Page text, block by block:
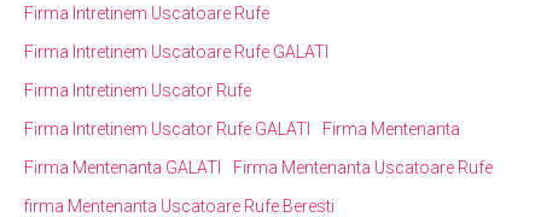
Firma Intretinem Uscatoare Rufe
Firma Intretinem Uscatoare Rufe GALATI
Firma Intretinem Uscator Rufe
Firma Intretinem Uscator Rufe GALATI
Firma Mentenanta
Firma Mentenanta GALATI
Firma Mentenanta Uscatoare Rufe
firma Mentenanta Uscatoare Rufe Beresti